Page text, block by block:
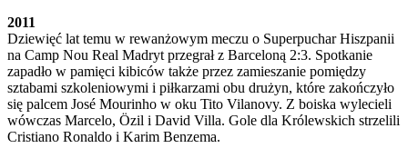
2011
Dziewięć lat temu w rewanżowym meczu o Superpuchar Hiszpanii
na Camp Nou Real Madryt przegrał z Barceloną 2:3. Spotkanie
zapadło w pamięci kibiców także przez zamieszanie pomiędzy
sztabami szkoleniowymi i piłkarzami obu drużyn, które zakończyło
się palcem José Mourinho w oku Tito Vilanovy. Z boiska wylecieli
wówczas Marcelo, Özil i David Villa. Gole dla Królewskich strzelili
Cristiano Ronaldo i Karim Benzema.